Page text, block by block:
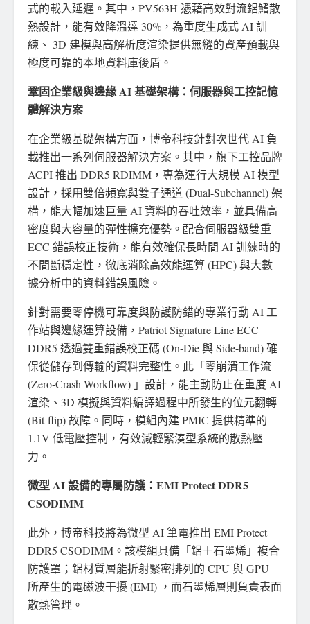
式的載入延遲。其中，PV563H 憑藉高效對流鋁鰭散
熱設計，能有效降溫達 30%，為重度生成式 AI 訓
練、 3D 建模與高解析度渲染提供無縫的資產預載與
極度可靠的本地資料庫後盾。
鞏固企業級與邊緣 AI 基礎架構：伺服器與工控記憶
體解決方案
在企業級基礎架構方面，博帝科技針對次世代 AI 負
載推出一系列伺服器解決方案。其中，旗下工控品牌
ACPI 推出 DDR5 RDIMM，專為運行大規模 AI 模型
設計，採用雙倍頻寬與雙子通道 (Dual-Subchannel) 架
構，能大幅加速巨量 AI 資料的吞吐效率，並具備高
密度與大容量的彈性擴充優勢。配合伺服器級雙重
ECC 錯誤校正技術，能有效確保長時間 AI 訓練時的
不間斷穩定性，徹底消除高效能運算 (HPC) 與大數
據分析中的資料錯誤風險。
針對需要零停機可靠度與防護防錯的專業行動 AI 工
作站與邊緣運算設備，Patriot Signature Line ECC
DDR5 透過雙重錯誤校正碼 (On-Die 與 Side-band) 確
保從儲存到傳輸的資料完整性。此「零崩潰工作流
(Zero-Crash Workflow) 」設計，能主動防止在重度 AI
渲染、3D 模擬與資料編譯過程中所發生的位元翻轉
(Bit-flip) 故障。同時，模組內建 PMIC 提供精準的
1.1V 低電壓控制，有效減輕緊湊型系統的散熱壓
力。
微型 AI 設備的專屬防護：EMI Protect DDR5
CSODIMM
此外，博帝科技將為微型 AI 筆電推出 EMI Protect
DDR5 CSODIMM。該模組具備「鋁＋石墨烯」複合
防護罩；鋁材質層能折射緊密排列的 CPU 與 GPU
所產生的電磁波干擾 (EMI) ，而石墨烯層則負責表面
散熱管理。